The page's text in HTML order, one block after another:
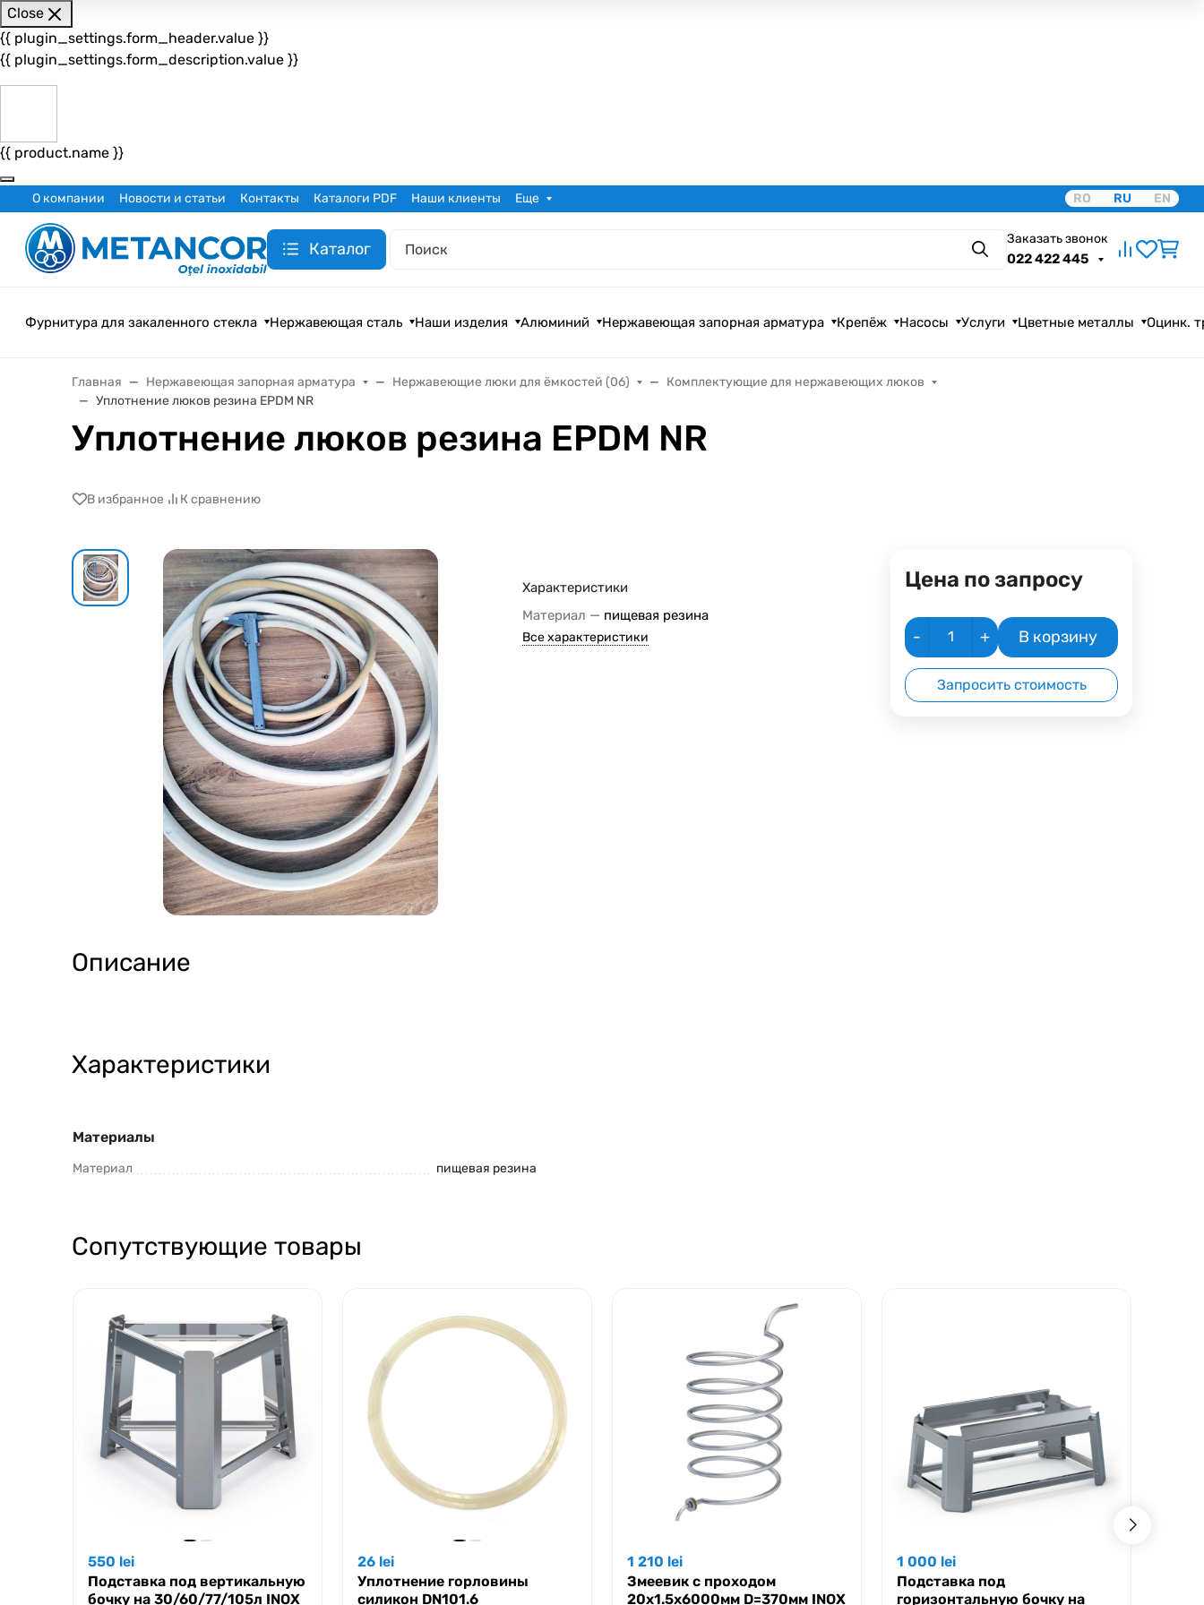
Close
{{ plugin_settings.form_header.value }}
{{ plugin_settings.form_description.value }}
{{ product.name }}
О компании Новости и статьи Контакты Каталоги PDF Наши клиенты Еще RO RU EN
Каталог Поиск
Заказать звонок
022 422 445
Фурнитура для закаленного стекла Нержавеющая сталь Наши изделия Алюминий Нержавеющая запорная арматура Крепёж Насосы Услуги Цветные металлы Оцинк.
Главная Нержавеющая запорная арматура Нержавеющие люки для ёмкостей (06)
Комплектующие для нержавеющих люков
Уплотнение люков резина EPDM NR
Уплотнение люков резина EPDM NR
В избранное К сравнению
Характеристики
Материал — пищевая резина
Все характеристики
Цена по запросу
- + В корзину
Запросить стоимость
Описание
Характеристики
Материалы
Материал пищевая резина
Сопутствующие товары
550 lei
Подставка под вертикальную
бочку на 30/60/77/105л INOX
26 lei
Уплотнение горловины
силикон DN101.6
1 210 lei
Змеевик с проходом
20x1.5x6000мм D=370мм INOX
1 000 lei
Подставка под
горизонтальную бочку на